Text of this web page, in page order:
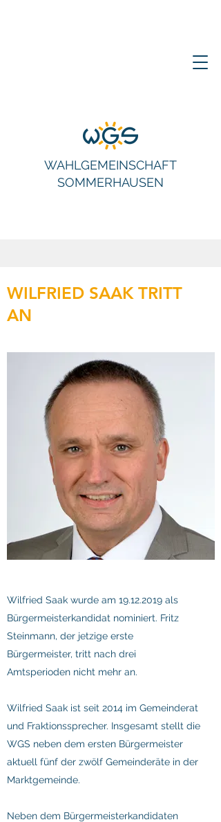
WAHLGEMEINSCHAFT
SOMMERHAUSEN
WILFRIED SAAK TRITT
AN
Wilfried Saak wurde am 19.12.2019 als
Bürgermeisterkandidat nominiert. Fritz
Steinmann, der jetzige erste
Bürgermeister, tritt nach drei
Amtsperioden nicht mehr an.
Wilfried Saak ist seit 2014 im Gemeinderat
und Fraktionssprecher. Insgesamt stellt die
WGS neben dem ersten Bürgermeister
aktuell fünf der zwölf Gemeinderäte in der
Marktgemeinde.
Neben dem Bürgermeisterkandidaten